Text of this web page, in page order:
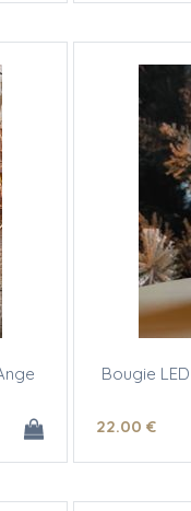
Bougie
22.00 €